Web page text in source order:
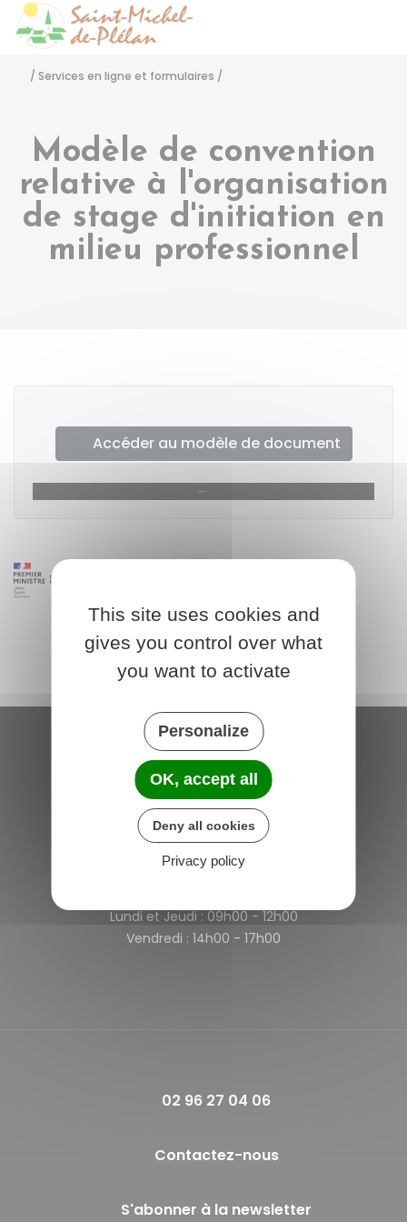
/ Services en ligne et formulaires /
Modèle de convention
relative à l'organisation
de stage d'initiation en
milieu professionnel
Accéder au modèle de document
Saint-Michel-de-Plélan
4 rue des Terre Neuvas
22980 Saint-Michel-de-Plélan
France
Lundi et Jeudi : 09h00 - 12h00
Vendredi : 14h00 - 17h00
02 96 27 04 06
Contactez-nous
S'abonner à la newsletter
This site uses cookies and
gives you control over what
you want to activate
Personalize
OK, accept all
Deny all cookies
Privacy policy